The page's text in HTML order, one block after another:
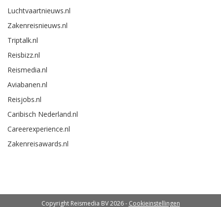
Luchtvaartnieuws.nl
Zakenreisnieuws.nl
Triptalk.nl
Reisbizz.nl
Reismedia.nl
Aviabanen.nl
Reisjobs.nl
Caribisch Nederland.nl
Careerexperience.nl
Zakenreisawards.nl
Copyright Reismedia BV 2026 - Cookieinstellingen